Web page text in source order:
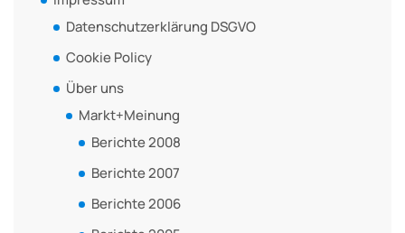
Datenschutzerklärung DSGVO
Cookie Policy
Über uns
Markt+Meinung
Berichte 2008
Berichte 2007
Berichte 2006